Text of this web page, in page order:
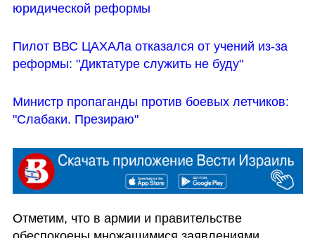
юридической реформы
Пилот ВВС ЦАХАЛа отказался от учений из-за
реформы: "Диктатуре служить не буду"
Министр пропаганды против боевых летчиков:
"Слабаки. Презираю"
Отметим, что в армии и правительстве